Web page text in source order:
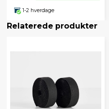
1-2 hverdage
Relaterede produkter